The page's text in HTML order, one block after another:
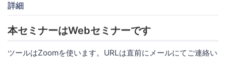
詳細
本セミナーはWebセミナーです
ツールはZoomを使います。URLは直前にメールにてご連絡い